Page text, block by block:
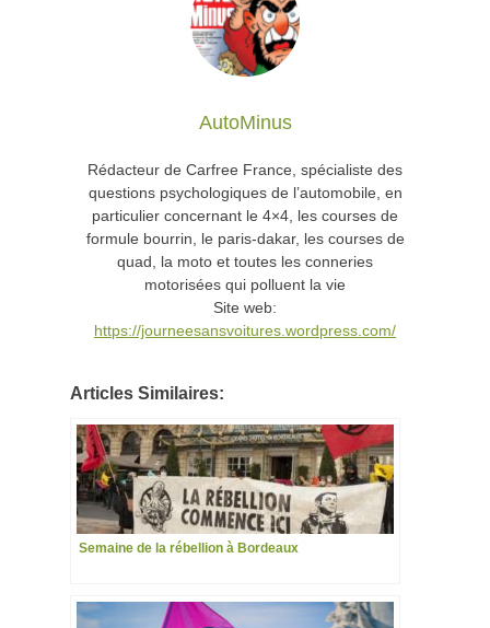
AutoMinus
Rédacteur de Carfree France, spécialiste des
questions psychologiques de l’automobile, en
particulier concernant le 4×4, les courses de
formule bourrin, le paris-dakar, les courses de
quad, la moto et toutes les conneries
motorisées qui polluent la vie
Site web:
https://journeesansvoitures.wordpress.com/
Articles Similaires:
Semaine de la rébellion à Bordeaux